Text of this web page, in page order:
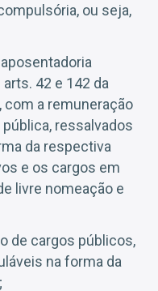
ou seja,
42 e 142 da
com a remuneração
ressalvados
da respectiva
e os cargos em
livre nomeação e
de cargos públicos,
na forma da